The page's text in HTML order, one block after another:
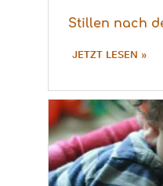
Stillen nach
JETZT LESEN »